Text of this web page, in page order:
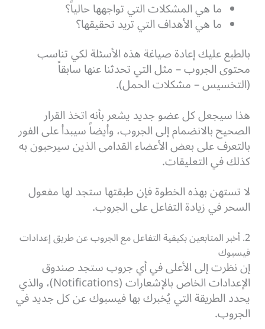
ما هي المشكلات التي تواجهها حالياً؟
ما هي الأهداف التي تريد تحقيقها؟
بالطبع عليك إعادة صياغة هذه الأسئلة لكي تناسب
محتوى الجروب – مثل التي تحدثنا عنها سابقاً
(التخسيس – مشكلات الحمل).
هذا سيجعل كل عضو جديد يشعر بأنه اتخذ القرار
الصحيح بالانضمام إلى الجروب، وأيضاً سيبدأ على الفور
بالتعرف على بعض الأعضاء القدامى الذين سيرحبون به
كذلك في التعليقات.
لا تستهن بهذه الخطوة فإن طبقتها ستجد لها مفعول
السحر في زيادة التفاعل على الجروب.
2. أخبر المتابعين بكيفية التفاعل مع الجروب عن طريق إعدادات
فيسبوك
إن نظرت إلى الأعلى في أي جروب ستجد صندوق
الإعدادات الخاص بالإشعارات (Notifications)، والذي
يحدد الطريقة التي يُخبرك بها فيسبوك عن كل جديد في
الجروب.